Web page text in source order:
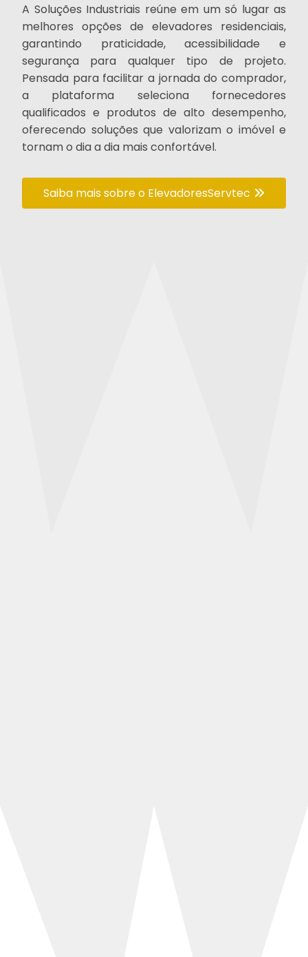
A Soluções Industriais reúne em um só lugar as
melhores opções de elevadores residenciais,
garantindo praticidade, acessibilidade e
segurança para qualquer tipo de projeto.
Pensada para facilitar a jornada do comprador,
a plataforma seleciona fornecedores
qualificados e produtos de alto desempenho,
oferecendo soluções que valorizam o imóvel e
tornam o dia a dia mais confortável.
Saiba mais sobre o ElevadoresServtec